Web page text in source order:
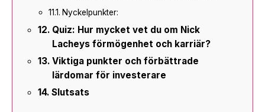
Nyckelpunkter:
Quiz: Hur mycket vet du om Nick
Lacheys förmögenhet och karriär?
Viktiga punkter och förbättrade
lärdomar för investerare
Slutsats